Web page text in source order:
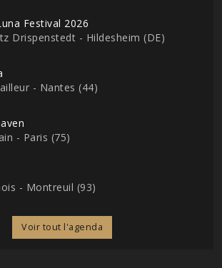
Festival 2026
Drispenstedt - Hildesheim (DE)
- Nantes (44)
- Paris (75)
- Montreuil (93)
Voir tout l'agenda